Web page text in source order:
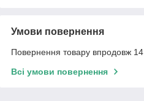
Умови повернення
Повернення товару впродовж 14
Всі умови повернення